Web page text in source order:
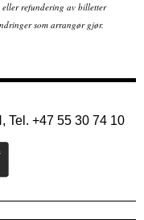
refundering av billetter
som arrangør gjør.
Tel. +47 55 30 74 10